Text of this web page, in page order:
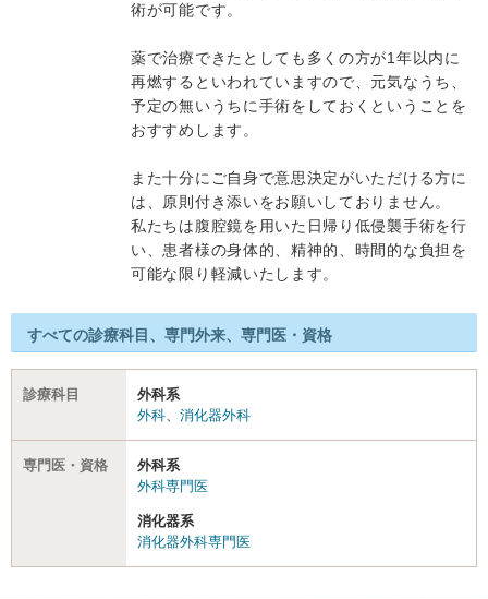
術が可能です。
薬で治療できたとしても多くの方が1年以内に
再燃するといわれていますので、元気なうち、
予定の無いうちに手術をしておくということを
おすすめします。
また十分にご自身で意思決定がいただける方に
は、原則付き添いをお願いしておりません。
私たちは腹腔鏡を用いた日帰り低侵襲手術を行
い、患者様の身体的、精神的、時間的な負担を
可能な限り軽減いたします。
すべての診療科目、専門外来、専門医・資格
診療科目
外科系
外科、 消化器外科
専門医・資格
外科系
外科専門医
消化器系
消化器外科専門医